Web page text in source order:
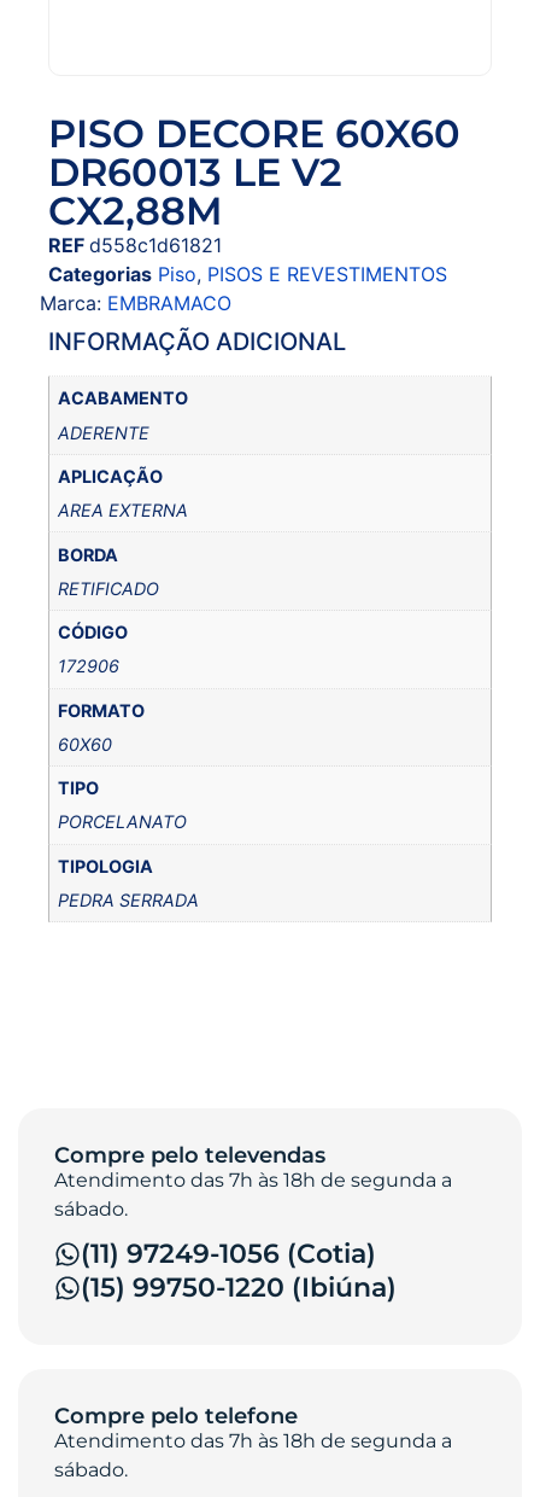
PISO DECORE 60X60
DR60013 LE V2
CX2,88M
REF d558c1d61821
Categorias Piso, PISOS E REVESTIMENTOS
Marca: EMBRAMACO
INFORMAÇÃO ADICIONAL
ACABAMENTO
ADERENTE
APLICAÇÃO
AREA EXTERNA
BORDA
RETIFICADO
CÓDIGO
172906
FORMATO
60X60
TIPO
PORCELANATO
TIPOLOGIA
PEDRA SERRADA
Compre pelo televendas
Atendimento das 7h às 18h de segunda a
sábado.
(11) 97249-1056 (Cotia)
(15) 99750-1220 (Ibiúna)
Compre pelo telefone
Atendimento das 7h às 18h de segunda a
sábado.